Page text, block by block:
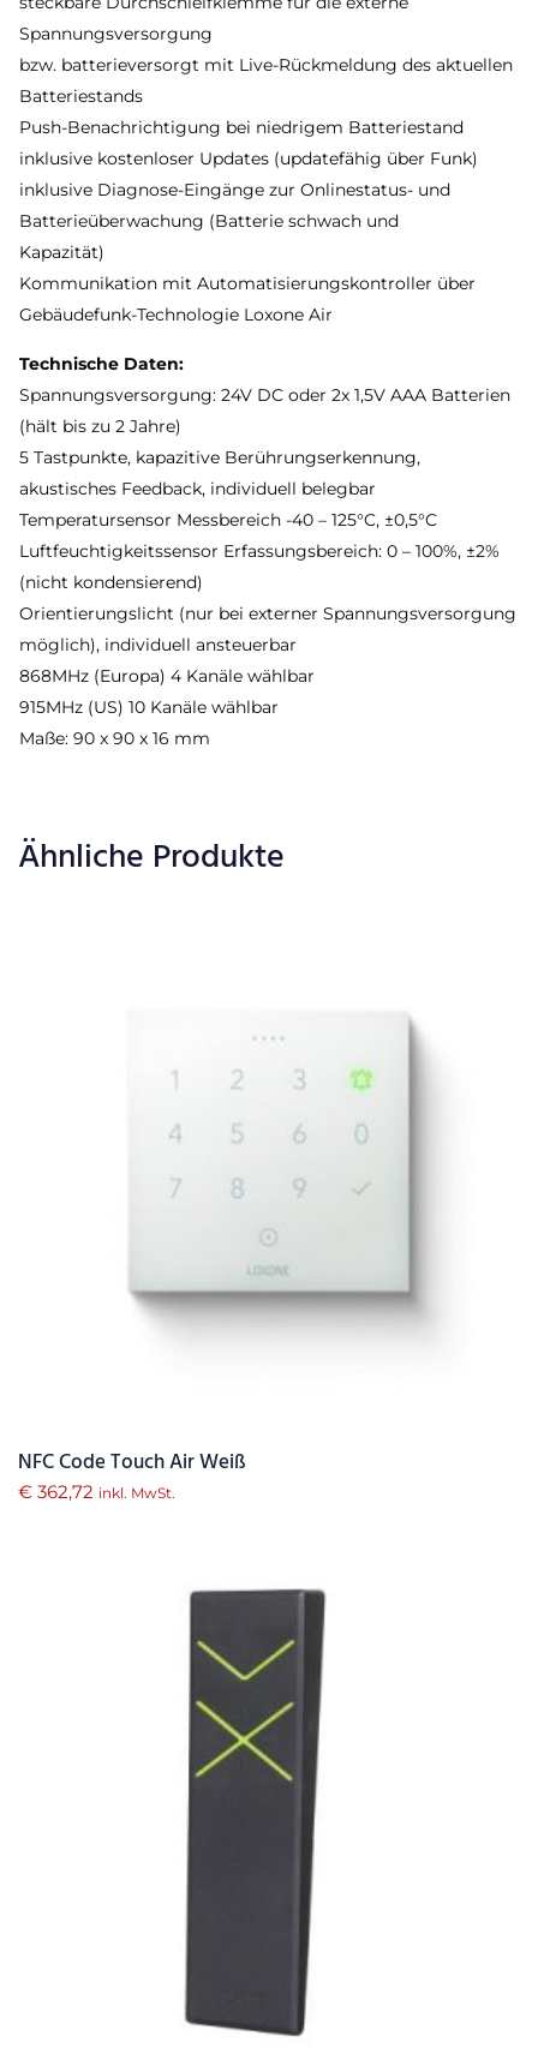
Spannungsversorgung
bzw. batterieversorgt mit Live-Rückmeldung des aktuellen
Batteriestands
Push-Benachrichtigung bei niedrigem Batteriestand
inklusive kostenloser Updates (updatefähig über Funk)
inklusive Diagnose-Eingänge zur Onlinestatus- und
Batterieüberwachung (Batterie schwach und
Kapazität)
Kommunikation mit Automatisierungskontroller über
Gebäudefunk-Technologie Loxone Air
Technische Daten:
Spannungsversorgung: 24V DC oder 2x 1,5V AAA Batterien
(hält bis zu 2 Jahre)
5 Tastpunkte, kapazitive Berührungserkennung,
akustisches Feedback, individuell belegbar
Temperatursensor Messbereich -40 – 125°C, ±0,5°C
Luftfeuchtigkeitssensor Erfassungsbereich: 0 – 100%, ±2%
(nicht kondensierend)
Orientierungslicht (nur bei externer Spannungsversorgung
möglich), individuell ansteuerbar
868MHz (Europa) 4 Kanäle wählbar
915MHz (US) 10 Kanäle wählbar
Maße: 90 x 90 x 16 mm
Ähnliche Produkte
NFC Code Touch Air Weiß
€ 362,72 inkl. MwSt.